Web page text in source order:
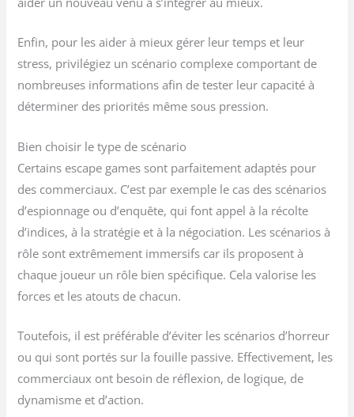
Enfin, pour les aider à mieux gérer leur temps et leur
stress, privilégiez un scénario complexe comportant de
nombreuses informations afin de tester leur capacité à
déterminer des priorités même sous pression.
Bien choisir le type de scénario
Certains escape games sont parfaitement adaptés pour
des commerciaux. C’est par exemple le cas des scénarios
d’espionnage ou d’enquête, qui font appel à la récolte
d’indices, à la stratégie et à la négociation. Les scénarios à
rôle sont extrêmement immersifs car ils proposent à
chaque joueur un rôle bien spécifique. Cela valorise les
forces et les atouts de chacun.
Toutefois, il est préférable d’éviter les scénarios d’horreur
ou qui sont portés sur la fouille passive. Effectivement, les
commerciaux ont besoin de réflexion, de logique, de
dynamisme et d’action.